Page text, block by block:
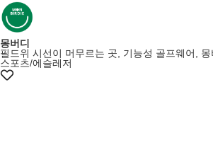
몽버디
필드위 시선이 머무르는 곳, 기능성 골프웨어, 몽
스포츠/에슬레저